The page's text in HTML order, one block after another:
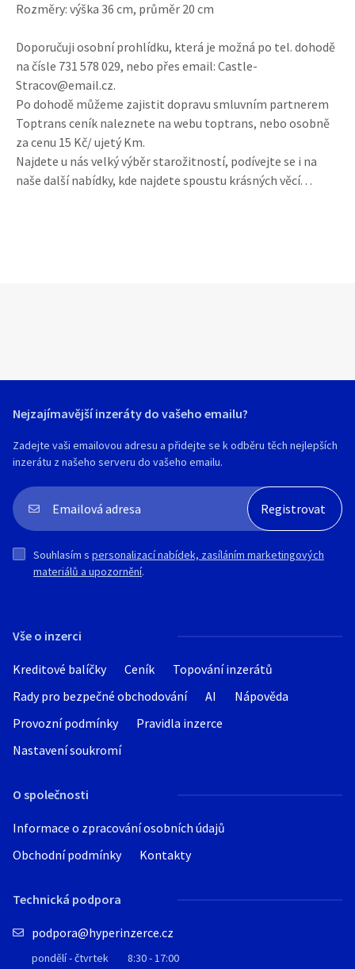
Rozměry: výška 36 cm, průměr 20 cm
Doporučuji osobní prohlídku, která je možná po tel. dohodě
na čísle 731 578 029, nebo přes email: Castle-
Stracov@email.cz.
Po dohodě můžeme zajistit dopravu smluvním partnerem
Toptrans ceník naleznete na webu toptrans, nebo osobně
za cenu 15 Kč/ ujetý Km.
Najdete u nás velký výběr starožitností, podívejte se i na
naše další nabídky, kde najdete spoustu krásných věcí. . .
Vše o inzerci
Kreditové balíčky Ceník
Topování inzerátů
Rady pro bezpečné obchodování
AI
Nápověda
Provozní podmínky
Pravidla inzerce
Nastavení soukromí
O společnosti
Informace o zpracování osobních údajů
Obchodní podmínky
Kontakty
Technická podpora
podpora@hyperinzerce.cz
pondělí - čtvrtek 8:30 - 17:00
Nejzajímavější inzeráty do vašeho emailu?
Zadejte vaši emailovou adresu a přidejte se k odběru těch nejlepších
inzerátu z našeho serveru do vašeho emailu.
Souhlasím s personalizací nabídek, zasíláním marketingových
materiálů a upozornění.